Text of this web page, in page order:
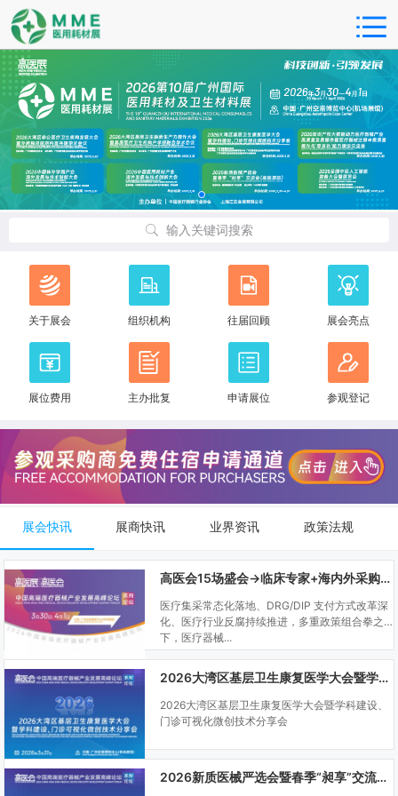
输入关键词搜索
关于展会 组织机构 往届回顾 展会亮点
展位费用 主办批复 申请展位 参观登记
展会快讯 展商快讯 业界资讯 政策法规
高医会15场盛会→临床专家+海内外采购商双向对接
医疗集采常态化落地、DRG/DIP 支付方式改革深
化、医疗行业反腐持续推进，多重政策组合拳之
下，医疗器械...
2026大湾区基层卫生康复医学大会暨学科建设、门诊可视化微创技术分享会
2026大湾区基层卫生康复医学大会暨学科建设、
门诊可视化微创技术分享会
2026新质医械严选会暨春季“昶享”交流会（高医展站）